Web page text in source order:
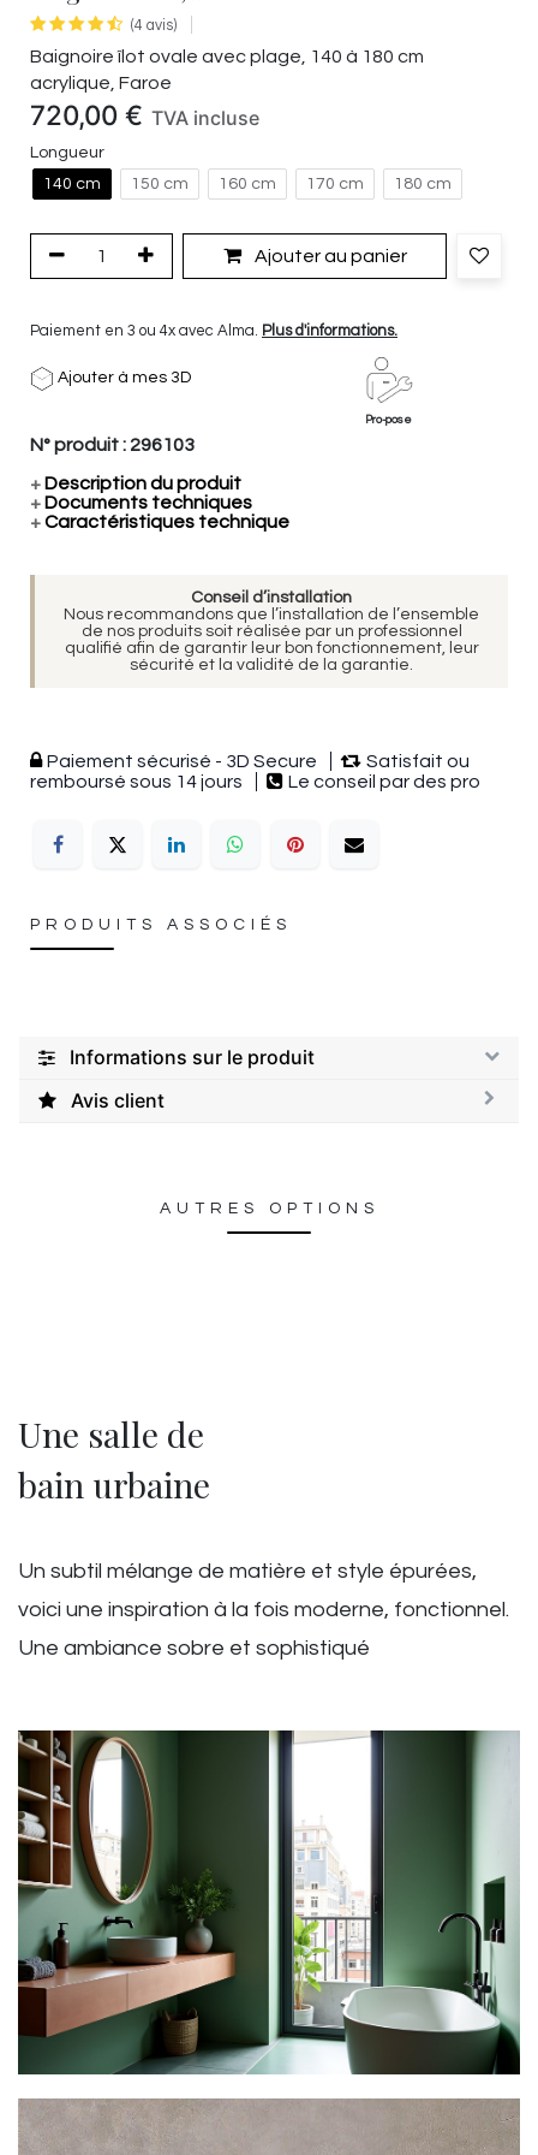
(4 avis)
Baignoire îlot ovale avec plage, 140 à 180 cm
acrylique, Faroe
720,00 € TVA incluse
Longueur
140 cm 150 cm 160 cm 170 cm 180 cm
Ajouter au panier
Paiement en 3 ou 4x avec Alma. Plus d'informations.
Ajouter à mes 3D
Pro-pose
N° produit : 296103
+ Description du produit
+ Documents techniques
+Caractéristiques technique
Conseil d’installation
Nous recommandons que l’installation de l’ensemble
de nos produits soit réalisée par un professionnel
qualifié afin de garantir leur bon fonctionnement, leur
sécurité et la validité de la garantie.
Paiement sécurisé - 3D Secure
Satisfait ou
remboursé sous 14 jours
Le conseil par des pro
PRODUITS ASSOCIÉS
Informations sur le produit
Avis client
AUTRES OPTIONS
Une salle de
bain urbaine
Un subtil mélange de matière et style épurées,
voici une inspiration à la fois moderne, fonctionnel.
Une ambiance sobre et sophistiqué